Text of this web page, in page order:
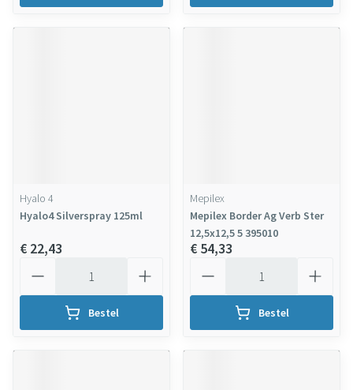
Hyalo 4
Hyalo4 Silverspray 125ml
€ 22,43
Bestel
Mepilex
Mepilex Border Ag Verb Ster
12,5x12,5 5 395010
€ 54,33
Bestel